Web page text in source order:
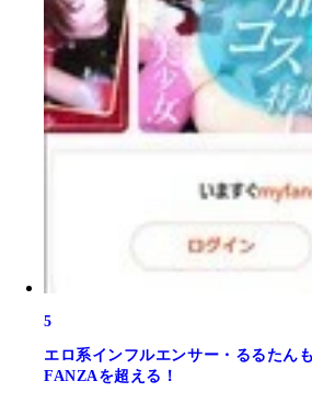
5
エロ系インフルエンサー・るるた
FANZAを超える！